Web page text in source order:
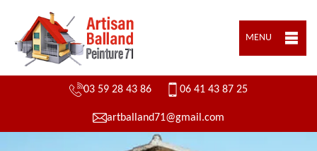
MENU
03 59 28 43 86 06 41 43 87 25
artballand71@gmail.com